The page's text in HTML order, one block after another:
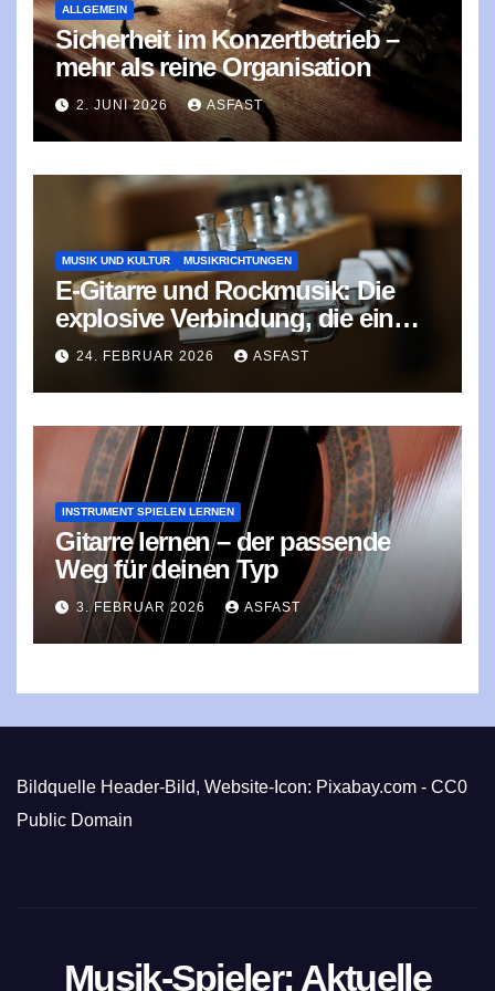
ALLGEMEIN
Sicherheit im Konzertbetrieb –
mehr als reine Organisation
2. JUNI 2026 ASFAST
MUSIK UND KULTUR MUSIKRICHTUNGEN
E‑Gitarre und Rockmusik: Die
explosive Verbindung, die ein
Genre prägte
24. FEBRUAR 2026 ASFAST
INSTRUMENT SPIELEN LERNEN
Gitarre lernen – der passende
Weg für deinen Typ
3. FEBRUAR 2026 ASFAST
Bildquelle Header-Bild, Website-Icon: Pixabay.com - CC0
Public Domain
Musik-Spieler: Aktuelle